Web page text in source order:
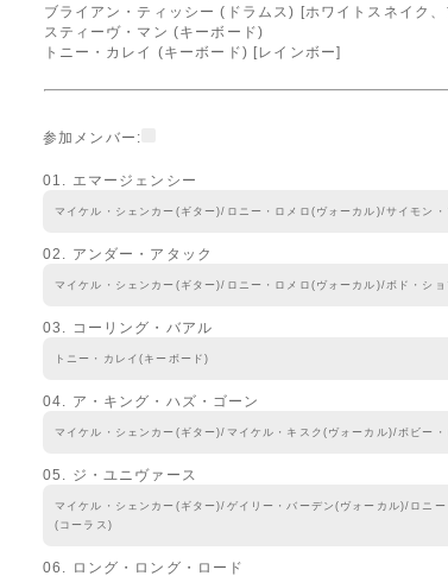
ブライアン・ティッシー (ドラムス) [ホワイトスネイク
スティーヴ・マン (キーボード)
トニー・カレイ (キーボード) [レインボー]
参加メンバー:
01. エマージェンシー
マイケル・シェンカー(ギター)/ロニー・ロメロ(ヴォーカル)/サイモン
02. アンダー・アタック
マイケル・シェンカー(ギター)/ロニー・ロメロ(ヴォーカル)/ボド・シ
03. コーリング・バアル
トニー・カレイ(キーボード)
04. ア・キング・ハズ・ゴーン
マイケル・シェンカー(ギター)/マイケル・キスク(ヴォーカル)/ボビー
05. ジ・ユニヴァース
マイケル・シェンカー(ギター)/ゲイリー・バーデン(ヴォーカル)/ロニ
(コーラス)
06. ロング・ロング・ロード